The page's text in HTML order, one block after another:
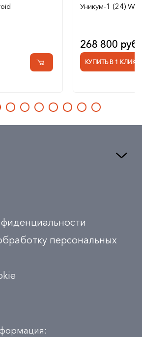
Уникум-1 (24)
268 800 руб.
КУПИТЬ В 1 КЛИК
персональных